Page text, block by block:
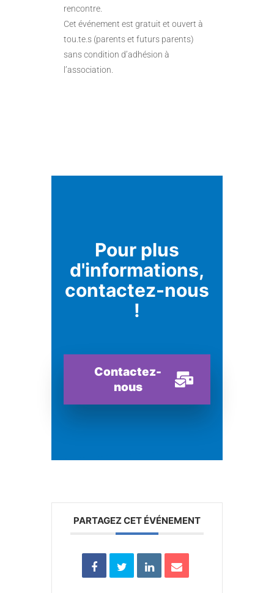
rencontre.
Cet événement est gratuit et ouvert à
tou.te.s (parents et futurs parents)
sans condition d’adhésion à
l’association.
Pour plus
d'informations,
contactez-nous
!
Contactez-
nous
PARTAGEZ CET ÉVÉNEMENT